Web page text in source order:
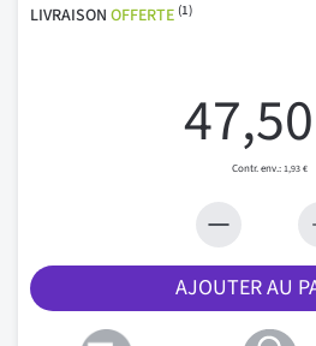
LIVRAISON OFFERTE (1)
1,93 €
AJOUTER AU